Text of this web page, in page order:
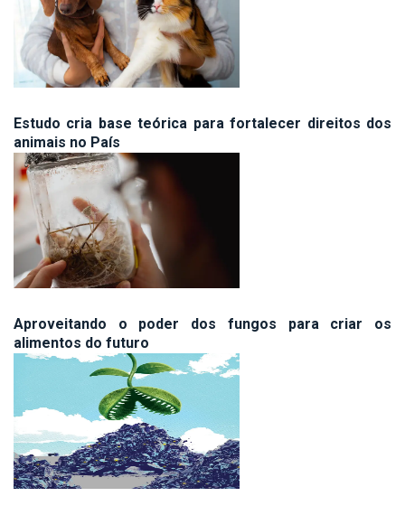
Estudo cria base teórica para fortalecer direitos dos
animais no País
Aproveitando o poder dos fungos para criar os
alimentos do futuro